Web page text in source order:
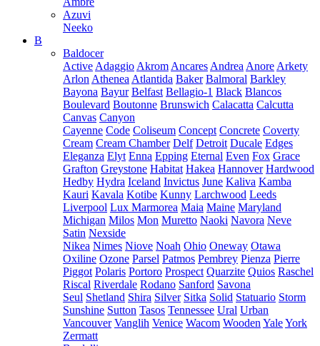
Azuvi
Neeko
B
Baldocer
Active Adaggio Akrom Ancares Andrea Anore Arkety
Arlon Athenea Atlantida Baker Balmoral Barkley
Bayona Bayur Belfast Bellagio-1 Black Blancos
Boulevard Boutonne Brunswich Calacatta Calcutta
Canvas Canyon
Cayenne Code Coliseum Concept Concrete Coverty
Cream Cream Chamber Delf Detroit Ducale Edges
Eleganza Elyt Enna Epping Eternal Even Fox Grace
Grafton Greystone Habitat Hakea Hannover Hardwood
Hedby Hydra Iceland Invictus June Kaliva Kamba
Kauri Kavala Kotibe Kunny Larchwood Leeds
Liverpool Lux Marmorea Maia Maine Maryland
Michigan Milos Mon Muretto Naoki Navora Neve
Satin Nexside
Nikea Nimes Niove Noah Ohio Oneway Otawa
Oxiline Ozone Parsel Patmos Pembrey Pienza Pierre
Piggot Polaris Portoro Prospect Quarzite Quios Raschel
Riscal Riverdale Rodano Sanford Savona
Seul Shetland Shira Silver Sitka Solid Statuario Storm
Sunshine Sutton Tasos Tennessee Ural Urban
Vancouver Vanglih Venice Wacom Wooden YaleYork
Zermatt